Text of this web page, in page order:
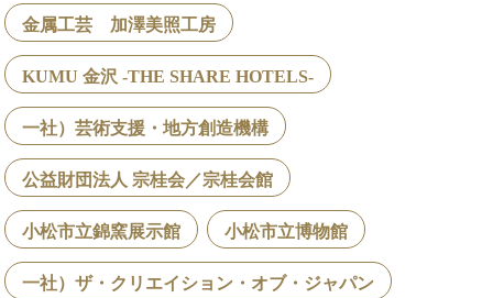
金属工芸 加澤美照工房
KUMU 金沢 -THE SHARE HOTELS-
一社）芸術支援・地方創造機構
公益財団法人 宗桂会／宗桂会館
小松市立錦窯展示館 小松市立博物館
一社）ザ・クリエイション・オブ・ジャパン